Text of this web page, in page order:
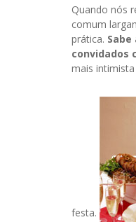
Quando nós
comum
prática.
convidados
mais
festa.